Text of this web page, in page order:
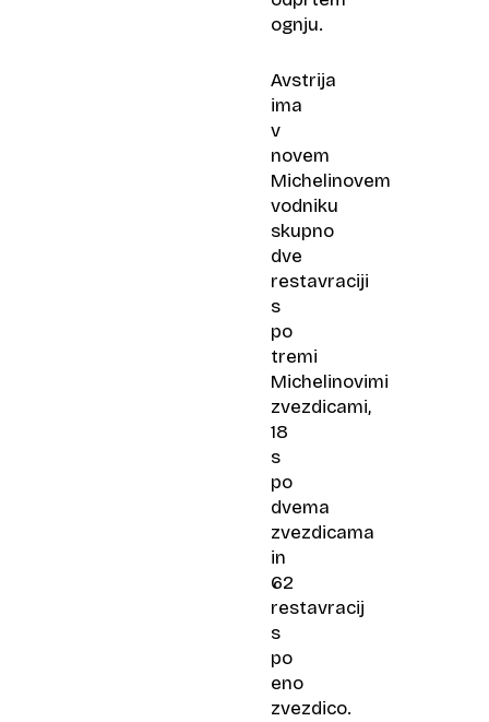
ognju.
Avstrija
ima
v
novem
Michelinovem
vodniku
skupno
dve
restavraciji
s
po
tremi
Michelinovimi
zvezdicami,
18
s
po
dvema
zvezdicama
in
62
restavracij
s
po
eno
zvezdico.